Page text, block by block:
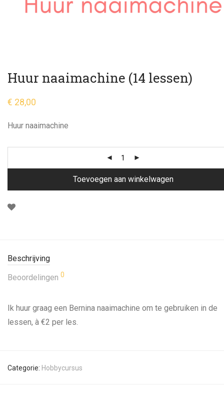
Huur naaimachine (14 lessen)
€ 28,00
Huur naaimachine
Toevoegen aan winkelwagen
Beschrijving
Beoordelingen 0
Ik huur graag een Bernina naaimachine om te gebruiken in de
lessen, à €2 per les.
Categorie: Hobbycursus